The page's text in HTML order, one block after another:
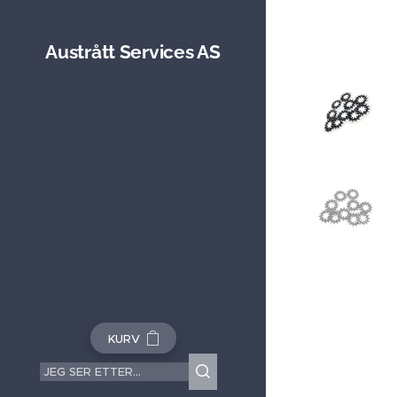
Austrått Services AS
KURV